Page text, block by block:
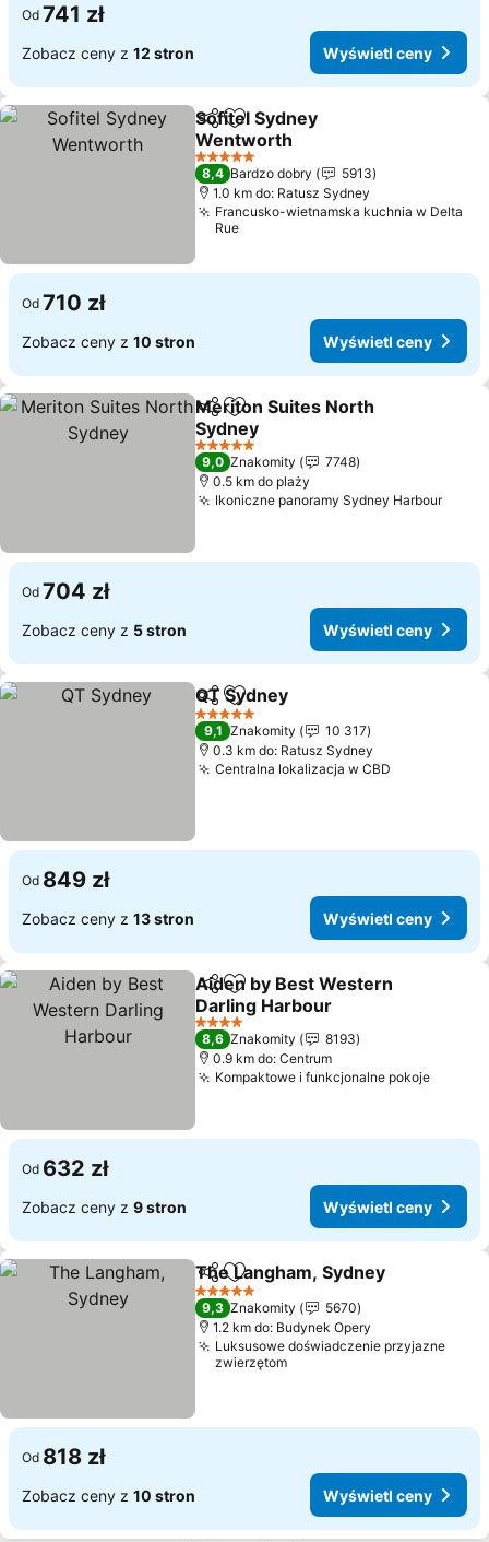
Od 741 zł
Zobacz ceny z 12 stron Wyświetl ceny
Udostępnij
Dodaj do ulubionych
Sofitel Sydney
Wentworth
5 Kategoria
8,4 Bardzo dobry
5913
1.0 km do: Ratusz Sydney
Francusko-wietnamska kuchnia w Delta
Rue
Od 710 zł
Zobacz ceny z 10 stron Wyświetl ceny
Udostępnij
Dodaj do ulubionych
Meriton Suites North
Sydney
5 Kategoria
9,0 Znakomity
7748
0.5 km do plaży
Ikoniczne panoramy Sydney Harbour
Od 704 zł
Zobacz ceny z 5 stron Wyświetl ceny
Udostępnij
Dodaj do ulubionych
QT Sydney
5 Kategoria
9,1 Znakomity
10 317
0.3 km do: Ratusz Sydney
Centralna lokalizacja w CBD
Od 849 zł
Zobacz ceny z 13 stron Wyświetl ceny
Udostępnij
Dodaj do ulubionych
Aiden by Best Western
Darling Harbour
4 Kategoria
8,6 Znakomity
8193
0.9 km do: Centrum
Kompaktowe i funkcjonalne pokoje
Od 632 zł
Zobacz ceny z 9 stron Wyświetl ceny
Udostępnij
Dodaj do ulubionych
The Langham, Sydney
5 Kategoria
9,3 Znakomity
5670
1.2 km do: Budynek Opery
Luksusowe doświadczenie przyjazne
zwierzętom
Od 818 zł
Zobacz ceny z 10 stron Wyświetl ceny